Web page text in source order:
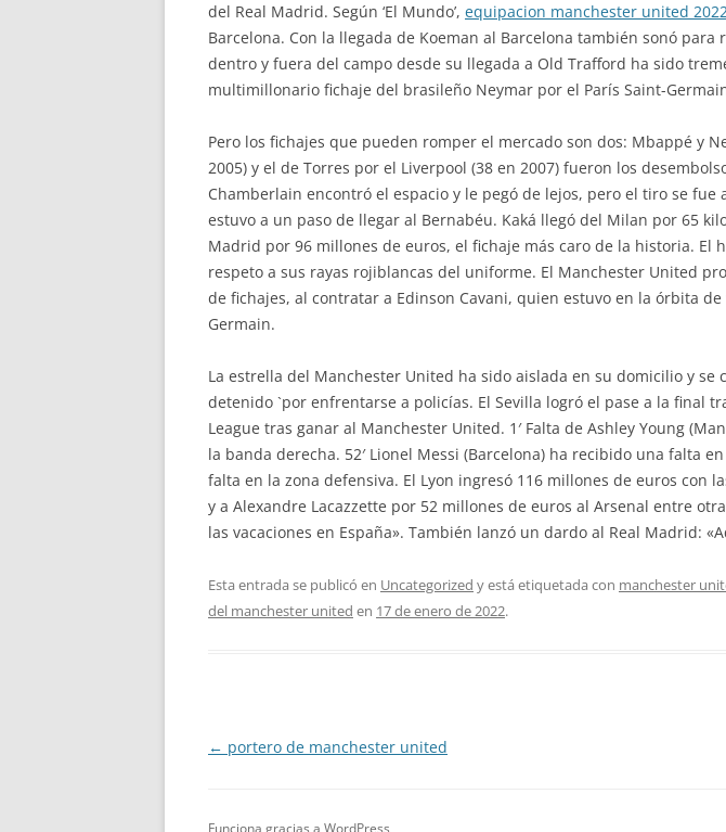
del Real Madrid. Según ‘El Mundo’, equipacion manchester united
Barcelona. Con la llegada de Koeman al Barcelona también sonó
dentro y fuera del campo desde su llegada a Old Trafford ha sido
multimillonario fichaje del brasileño Neymar por el París Saint-
Pero los fichajes que pueden romper el mercado son dos: Mbappé y
2005) y el de Torres por el Liverpool (38 en 2007) fueron los
Chamberlain encontró el espacio y le pegó de lejos, pero el tiro se
estuvo a un paso de llegar al Bernabéu. Kaká llegó del Milan por 65
Madrid por 96 millones de euros, el fichaje más caro de la historia.
respeto a sus rayas rojiblancas del uniforme. El Manchester United
de fichajes, al contratar a Edinson Cavani, quien estuvo en la órbita
Germain.
La estrella del Manchester United ha sido aislada en su domicilio y
detenido `por enfrentarse a policías. El Sevilla logró el pase a la final
League tras ganar al Manchester United. 1′ Falta de Ashley Young
la banda derecha. 52′ Lionel Messi (Barcelona) ha recibido una falta
falta en la zona defensiva. El Lyon ingresó 116 millones de euros con
y a Alexandre Lacazzette por 52 millones de euros al Arsenal entre
las vacaciones en España». También lanzó un dardo al Real Madrid:
Esta entrada se publicó en Uncategorized y está etiquetada con manchester
del manchester united en 17 de enero de 2022.
Navegación
← portero de manchester united
Funciona gracias a WordPress